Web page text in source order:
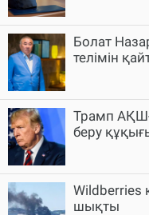
Болат
телімін
Трамп АҚШ-
беру
Wildberries
шықты